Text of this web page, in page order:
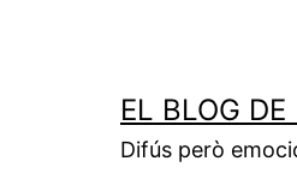
EL BLOG DE
Difús però